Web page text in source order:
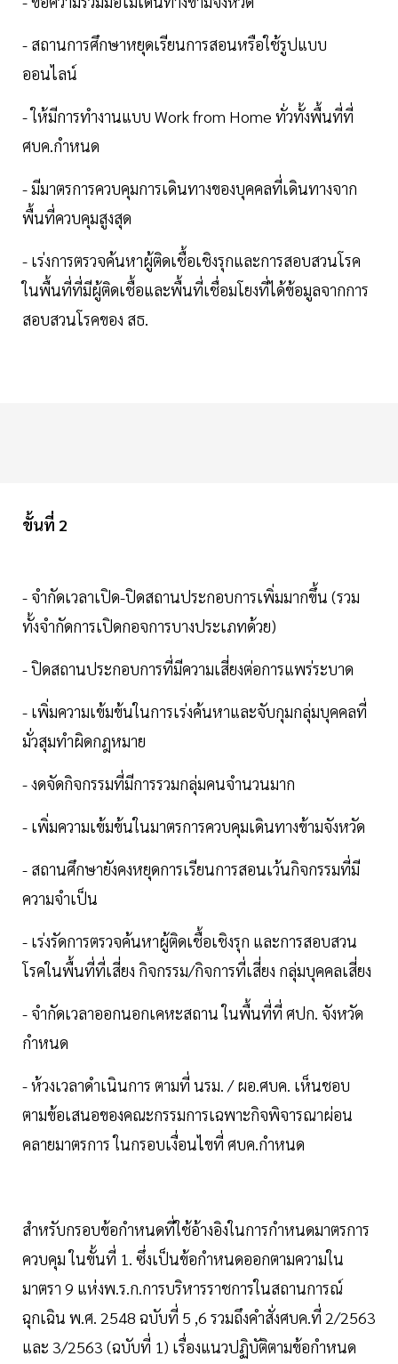
- สถานการศึกษาหยุดเรียนการสอนหรือใช้รูปแบบ
ออนไลน์
- ให้มีการทำงานแบบ Work from Home ทั่วทั้งพื้นที่ที่
ศบค.กำหนด
- มีมาตรการควบคุมการเดินทางของบุคคลที่เดินทางจาก
พื้นที่ควบคุมสูงสุด
- เร่งการตรวจค้นหาผู้ติดเชื้อเชิงรุกและการสอบสวนโรค
ในพื้นที่ที่มีผู้ติดเชื้อและพื้นที่เชื่อมโยงที่ได้ข้อมูลจากการ
สอบสวนโรคของ สธ.
ขั้นที่ 2
- จำกัดเวลาเปิด-ปิดสถานประกอบการเพิ่มมากขึ้น (รวม
ทั้งจำกัดการเปิดกอจการบางประเภทด้วย)
- ปิดสถานประกอบการที่มีความเสี่ยงต่อการแพร่ระบาด
- เพิ่มความเข้มข้นในการเร่งค้นหาและจับกุมกลุ่มบุคคลที่
มั่วสุมทำผิดกฎหมาย
- งดจัดกิจกรรมที่มีการรวมกลุ่มคนจำนวนมาก
- เพิ่มความเข้มข้นในมาตรการควบคุมเดินทางข้ามจังหวัด
- สถานศึกษายังคงหยุดการเรียนการสอนเว้นกิจกรรมที่มี
ความจำเป็น
- เร่งรัดการตรวจค้นหาผู้ติดเชื้อเชิงรุก และการสอบสวน
โรคในพื้นที่ที่เสี่ยง กิจกรรม/กิจการที่เสี่ยง กลุ่มบุคคลเสี่ยง
- จำกัดเวลาออกนอกเคหะสถาน ในพื้นที่ที่ ศปก. จังหวัด
กำหนด
- ห้วงเวลาดำเนินการ ตามที่ นรม. / ผอ.ศบค. เห็นชอบ
ตามข้อเสนอของคณะกรรมการเฉพาะกิจพิจารณาผ่อน
คลายมาตรการ ในกรอบเงื่อนไขที่ ศบค.กำหนด
สำหรับกรอบข้อกำหนดที่ใช้อ้างอิงในการกำหนดมาตรการ
ควบคุม ในขั้นที่ 1. ซึ่งเป็นข้อกำหนดออกตามความใน
มาตรา 9 แห่งพ.ร.ก.การบริหารราชการในสถานการณ์
ฉุกเฉิน พ.ศ. 2548 ฉบับที่ 5 ,6 รวมถึงคำสั่งศบค.ที่ 2/2563
และ 3/2563 (ฉบับที่ 1) เรื่องแนวปฏิบัติตามข้อกำหนด